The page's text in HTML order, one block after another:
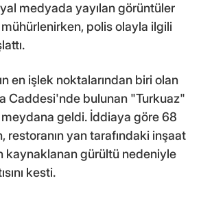
medyada yayılan görüntüler
polis olayla ilgili
en işlek noktalarından biri olan
Caddesi'nde bulunan "Turkuaz"
meydana geldi. İddiaya göre 68
restoranın yan tarafındaki inşaat
kaynaklanan gürültü nedeniyle
kesti.